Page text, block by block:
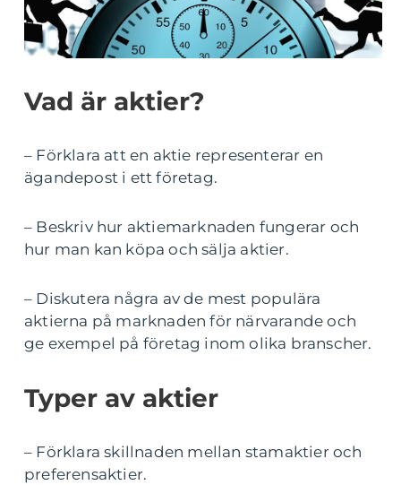
Vad är aktier?
– Förklara att en aktie representerar en
ägandepost i ett företag.
– Beskriv hur aktiemarknaden fungerar och
hur man kan köpa och sälja aktier.
– Diskutera några av de mest populära
aktierna på marknaden för närvarande och
ge exempel på företag inom olika branscher.
Typer av aktier
– Förklara skillnaden mellan stamaktier och
preferensaktier.